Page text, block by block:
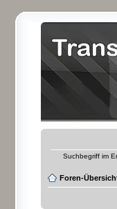
Suchbegriff im
Foren-